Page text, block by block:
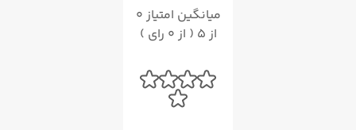
میانگین امتیاز 0
از 5 ( از 0 رای )